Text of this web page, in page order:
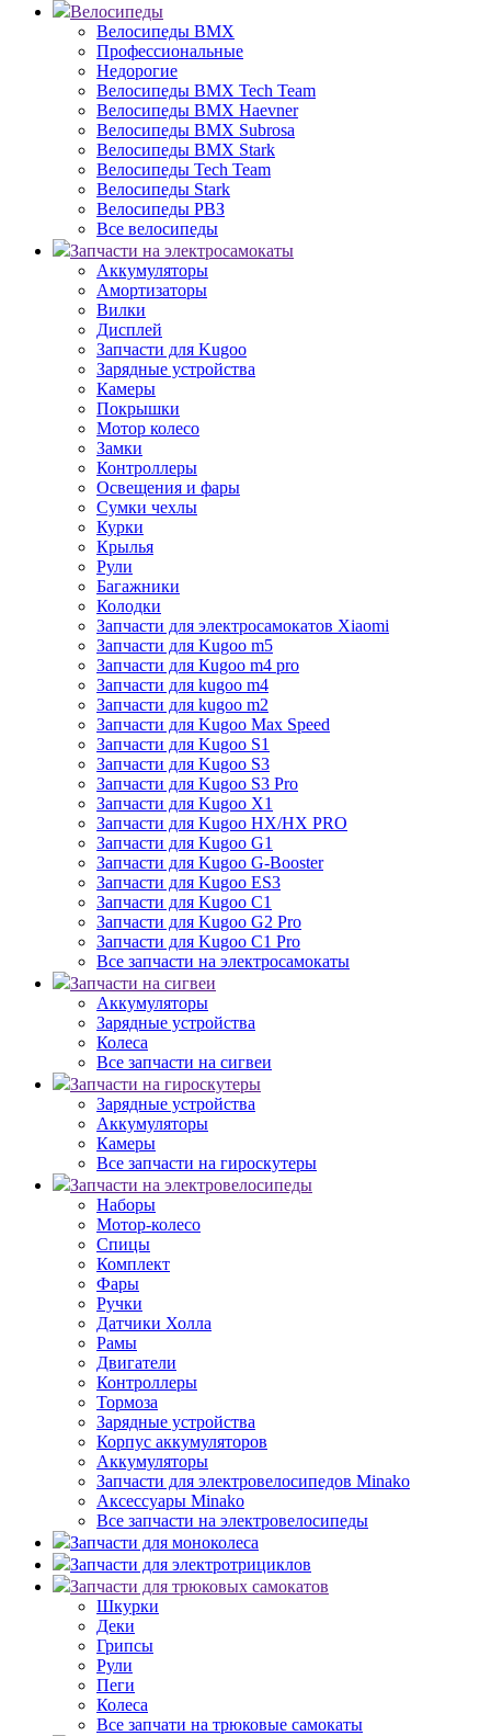
Велосипеды
Велосипеды BMX
Профессиональные
Недорогие
Велосипеды BMX Tech Team
Велосипеды BMX Haevner
Велосипеды BMX Subrosa
Велосипеды BMX Stark
Велосипеды Tech Team
Велосипеды Stark
Велосипеды РВЗ
Все велосипеды
Запчасти на электросамокаты
Аккумуляторы
Амортизаторы
Вилки
Дисплей
Запчасти для Kugoo
Зарядные устройства
Камеры
Покрышки
Мотор колесо
Замки
Контроллеры
Освещения и фары
Сумки чехлы
Курки
Крылья
Рули
Багажники
Колодки
Запчасти для электросамокатов Xiaomi
Запчасти для Kugoo m5
Запчасти для Кugoo m4 pro
Запчасти для kugoo m4
Запчасти для kugoo m2
Запчасти для Kugoo Max Speed
Запчасти для Kugoo S1
Запчасти для Kugoo S3
Запчасти для Kugoo S3 Pro
Запчасти для Kugoo X1
Запчасти для Kugoo HX/HX PRO
Запчасти для Kugoo G1
Запчасти для Kugoo G-Booster
Запчасти для Kugoo ES3
Запчасти для Kugoo C1
Запчасти для Kugoo G2 Pro
Запчасти для Kugoo C1 Pro
Все запчасти на электросамокаты
Запчасти на сигвеи
Аккумуляторы
Зарядные устройства
Колеса
Все запчасти на сигвеи
Запчасти на гироскутеры
Зарядные устройства
Аккумуляторы
Камеры
Все запчасти на гироскутеры
Запчасти на электровелосипеды
Наборы
Мотор-колесо
Спицы
Комплект
Фары
Ручки
Датчики Холла
Рамы
Двигатели
Контроллеры
Тормоза
Зарядные устройства
Корпус аккумуляторов
Аккумуляторы
Запчасти для электровелосипедов Minako
Аксессуары Minako
Все запчасти на электровелосипеды
Запчасти для моноколеса
Запчасти для электротрициклов
Запчасти для трюковых самокатов
Шкурки
Деки
Грипсы
Рули
Пеги
Колеса
Все запчати на трюковые самокаты